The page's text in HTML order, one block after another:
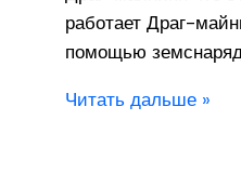
работает Драг-
помощью
Читать дальше »